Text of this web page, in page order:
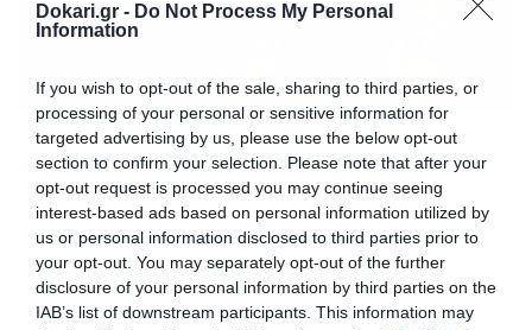
Dokari.gr - Do Not Process My Personal
Information
If you wish to opt-out of the sale, sharing to third parties, or
processing of your personal or sensitive information for
targeted advertising by us, please use the below opt-out
section to confirm your selection. Please note that after your
opt-out request is processed you may continue seeing
interest-based ads based on personal information utilized by
us or personal information disclosed to third parties prior to
your opt-out. You may separately opt-out of the further
disclosure of your personal information by third parties on the
IAB’s list of downstream participants. This information may
05/05/2017 07:03
Πελάτες σε εμπορικό δημιουργούν το
απόλυτο χάος στη Σαουδική Αραβία
Πρόκειται για τραγικές καταστάσεις. Οι εκπτώσεις
ξεκίνησαν και οι γυναίκες πήγαν να ψωνίσουν τα
αγαπημένα τους ρούχα, χωρίς όμως να
συμπεριφερθούν κόσμια. Αυτό είχε ως αποτέλεσμα να